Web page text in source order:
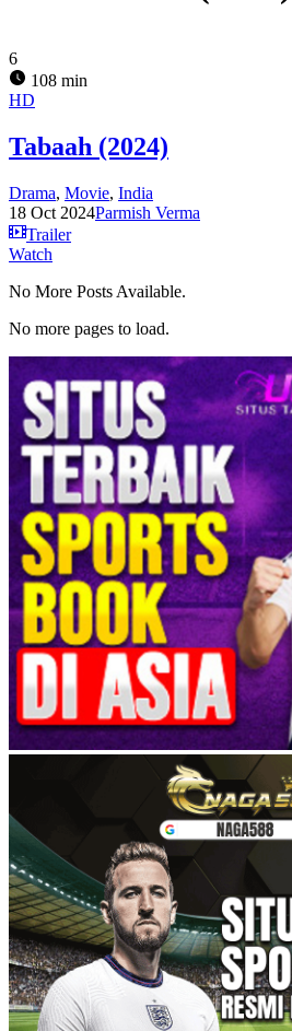
6
108 min
HD
Tabaah (2024)
Drama, Movie, India
18 Oct 2024Parmish Verma
Trailer
Watch
No More Posts Available.
No more pages to load.